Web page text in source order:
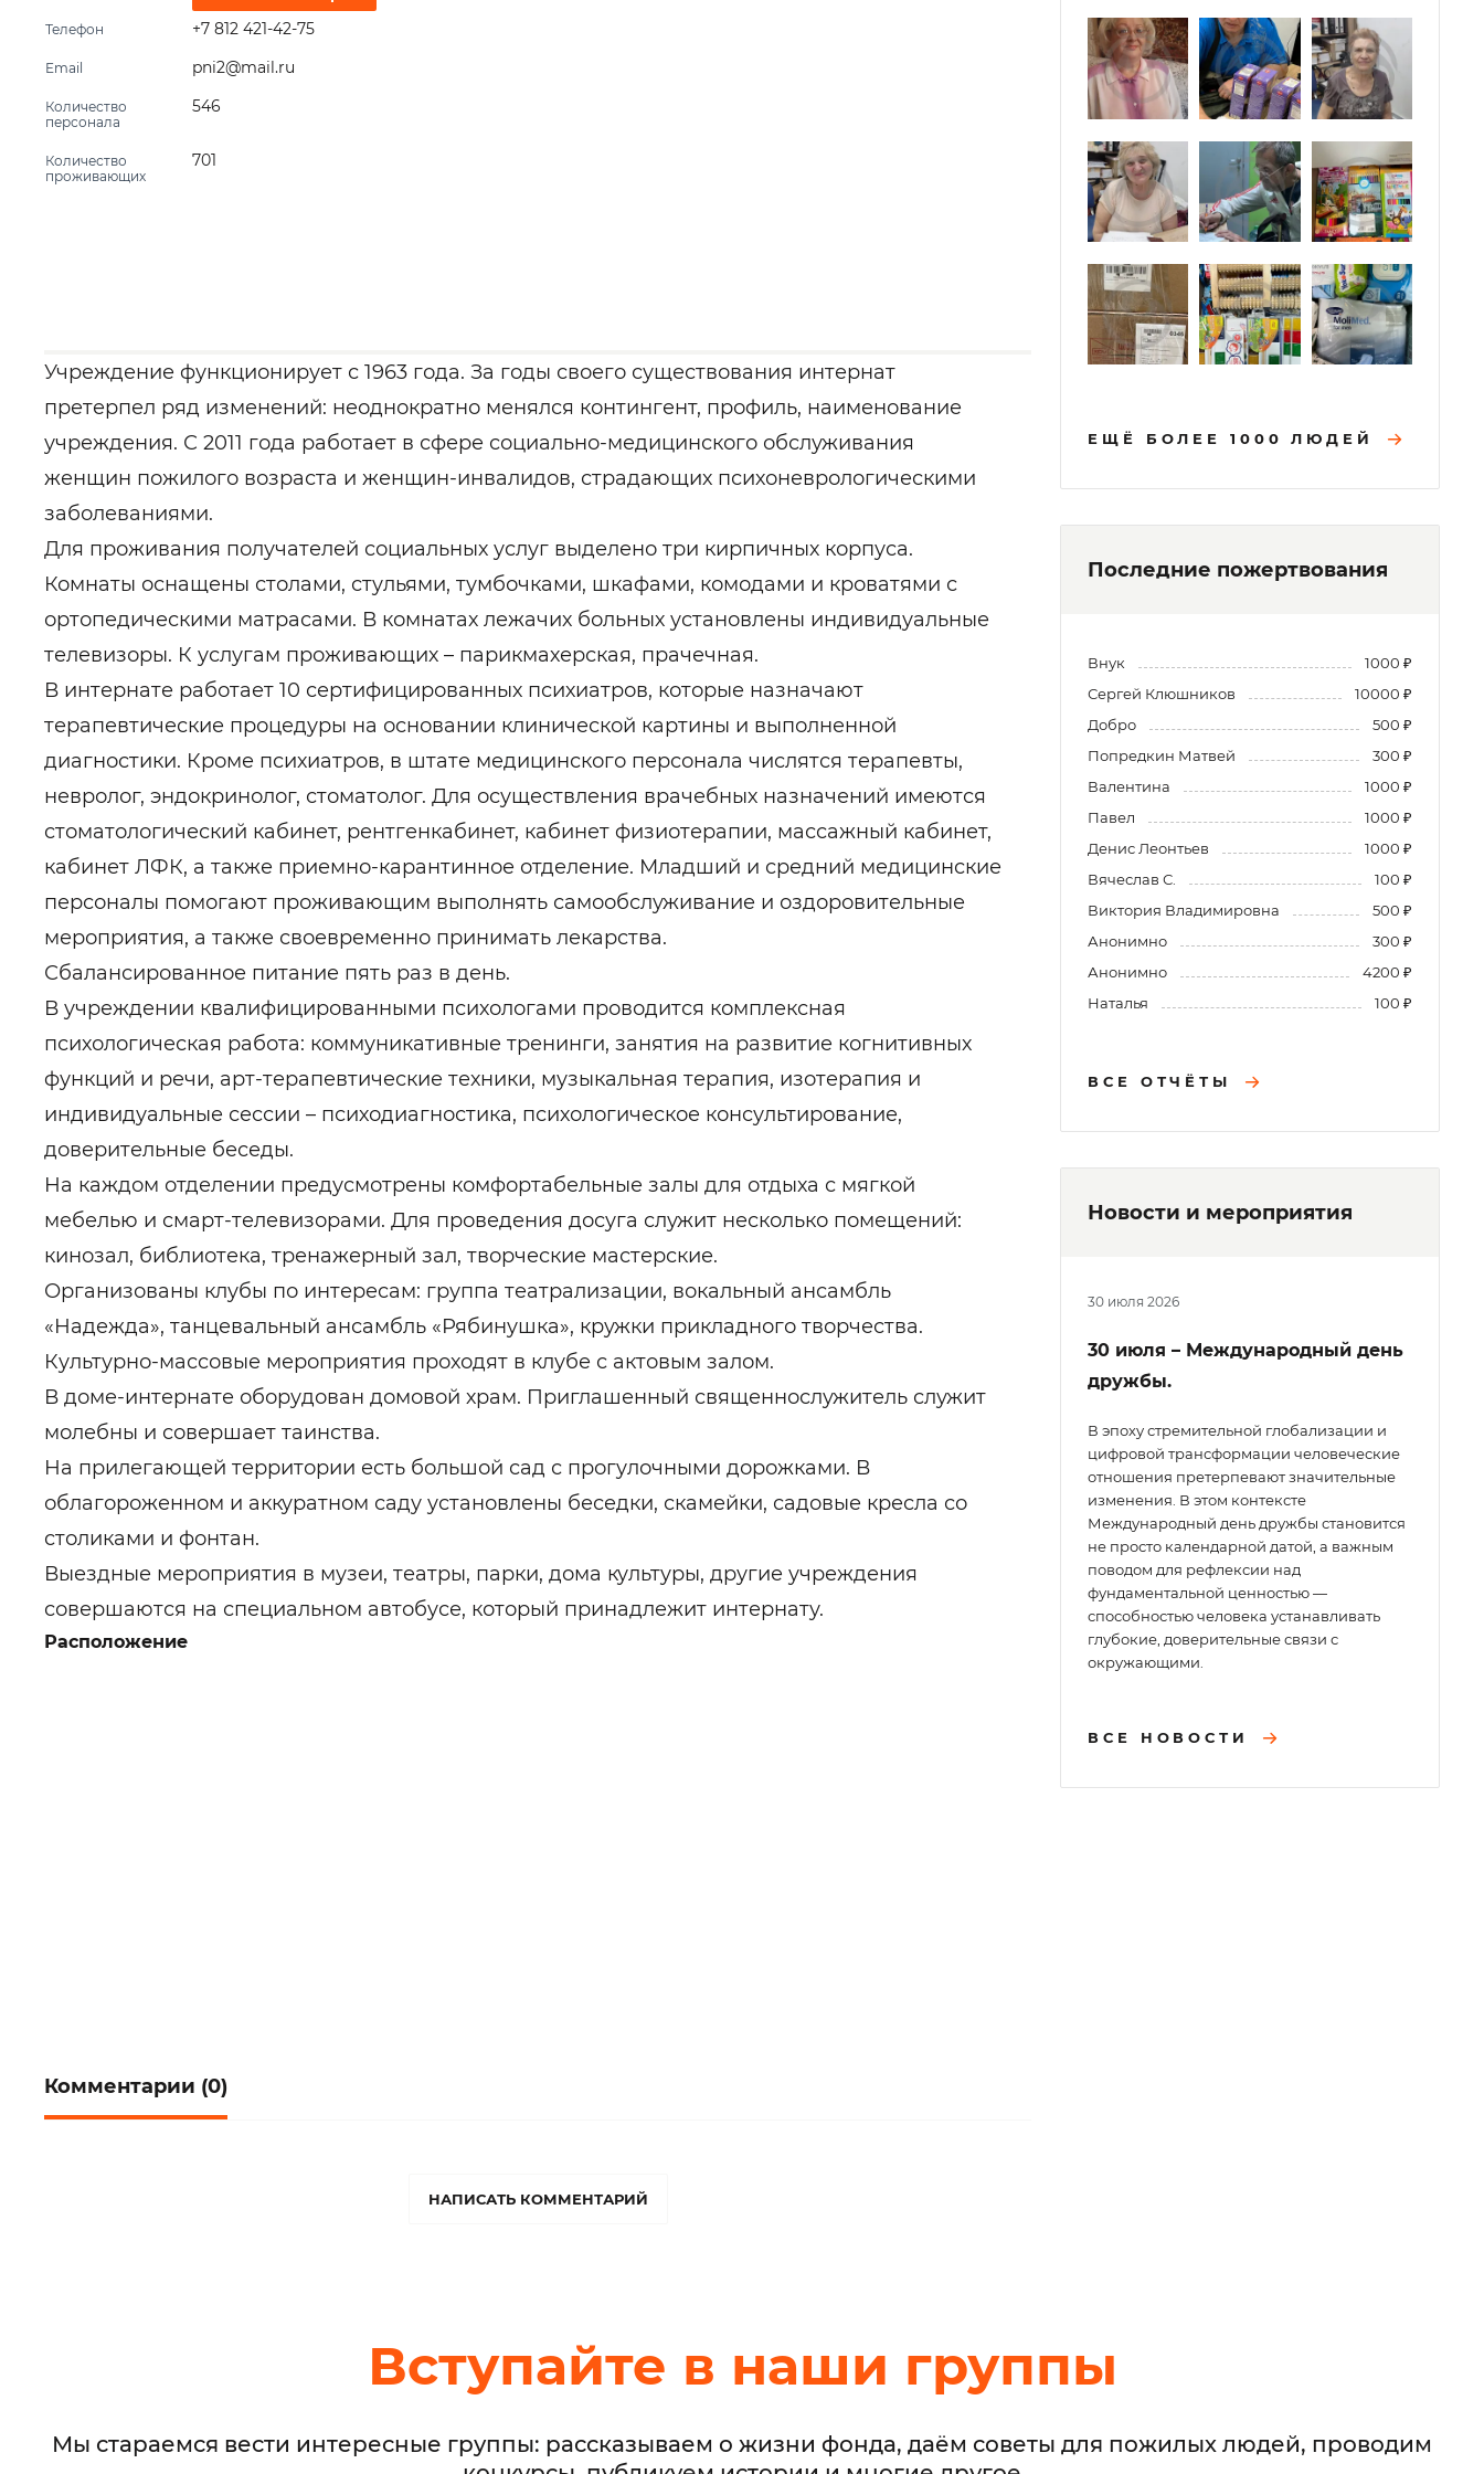
Телефон +7 812 421-42-75
Email pni2@mail.ru
Количество
персонала
546
Количество
проживающих
701
Учреждение функционирует с 1963 года. За годы своего существования интернат
претерпел ряд изменений: неоднократно менялся контингент, профиль, наименование
учреждения. С 2011 года работает в сфере социально-медицинского обслуживания
женщин пожилого возраста и женщин-инвалидов, страдающих психоневрологическими
заболеваниями.
Для проживания получателей социальных услуг выделено три кирпичных корпуса.
Комнаты оснащены столами, стульями, тумбочками, шкафами, комодами и кроватями с
ортопедическими матрасами. В комнатах лежачих больных установлены индивидуальные
телевизоры. К услугам проживающих – парикмахерская, прачечная.
В интернате работает 10 сертифицированных психиатров, которые назначают
терапевтические процедуры на основании клинической картины и выполненной
диагностики. Кроме психиатров, в штате медицинского персонала числятся терапевты,
невролог, эндокринолог, стоматолог. Для осуществления врачебных назначений имеются
стоматологический кабинет, рентгенкабинет, кабинет физиотерапии, массажный кабинет,
кабинет ЛФК, а также приемно-карантинное отделение. Младший и средний медицинские
персоналы помогают проживающим выполнять самообслуживание и оздоровительные
мероприятия, а также своевременно принимать лекарства.
Сбалансированное питание пять раз в день.
В учреждении квалифицированными психологами проводится комплексная
психологическая работа: коммуникативные тренинги, занятия на развитие когнитивных
функций и речи, арт-терапевтические техники, музыкальная терапия, изотерапия и
индивидуальные сессии – психодиагностика, психологическое консультирование,
доверительные беседы.
На каждом отделении предусмотрены комфортабельные залы для отдыха с мягкой
мебелью и смарт-телевизорами. Для проведения досуга служит несколько помещений:
кинозал, библиотека, тренажерный зал, творческие мастерские.
Организованы клубы по интересам: группа театрализации, вокальный ансамбль
«Надежда», танцевальный ансамбль «Рябинушка», кружки прикладного творчества.
Культурно-массовые мероприятия проходят в клубе с актовым залом.
В доме-интернате оборудован домовой храм. Приглашенный священнослужитель служит
молебны и совершает таинства.
На прилегающей территории есть большой сад с прогулочными дорожками. В
облагороженном и аккуратном саду установлены беседки, скамейки, садовые кресла со
столиками и фонтан.
Выездные мероприятия в музеи, театры, парки, дома культуры, другие учреждения
совершаются на специальном автобусе, который принадлежит интернату.
Расположение
Комментарии (0)
НАПИСАТЬ КОММЕНТАРИЙ
ЕЩЁ БОЛЕЕ 1000 ЛЮДЕЙ
Последние пожертвования
Внук
1000 ₽
Сергей Клюшников
10000 ₽
Добро
500 ₽
Попредкин Матвей
300 ₽
Валентина
1000 ₽
Павел
1000 ₽
Денис Леонтьев
1000 ₽
Вячеслав С.
100 ₽
Виктория Владимировна
500 ₽
Анонимно
300 ₽
Анонимно
4200 ₽
Наталья
100 ₽
ВСЕ ОТЧЁТЫ
Новости и мероприятия
30 июля 2026
30 июля – Международный день
дружбы.
В эпоху стремительной глобализации и
цифровой трансформации человеческие
отношения претерпевают значительные
изменения. В этом контексте
Международный день дружбы становится
не просто календарной датой, а важным
поводом для рефлексии над
фундаментальной ценностью —
способностью человека устанавливать
глубокие, доверительные связи с
окружающими.
ВСЕ НОВОСТИ
Вступайте в наши группы
Мы стараемся вести интересные группы: рассказываем о жизни фонда, даём советы для пожилых людей, проводим